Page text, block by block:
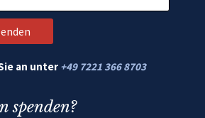
an unter +49 7221 366 8703
spenden?